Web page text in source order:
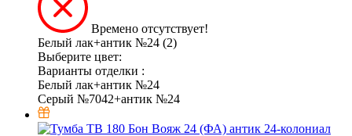
Времено отсутствует!
Белый лак+антик №24 (2)
Выберите цвет:
Варианты отделки :
Белый лак+антик №24
Серый №7042+антик №24